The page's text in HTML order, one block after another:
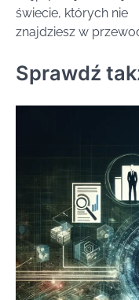
świecie, których nie
znajdziesz w
Sprawdź